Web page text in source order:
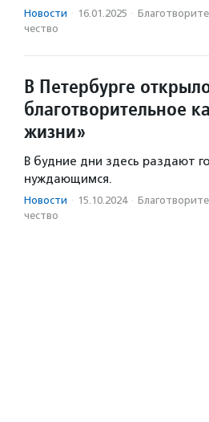
Новости · 16.01.2025 ·
чест­во
В Петербурге
благотворительное
жизни»
В будние дни здесь раздают
нуждающимся.
Новости · 15.10.2024 ·
чест­во